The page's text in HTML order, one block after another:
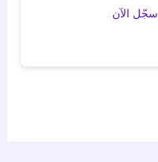
سجّل الآن